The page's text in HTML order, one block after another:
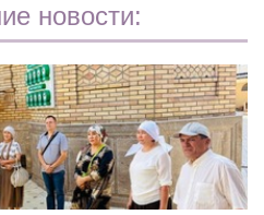
новости: